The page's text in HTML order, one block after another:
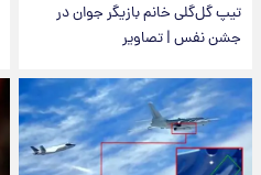
تیپ گل‌گلی خانم بازیگر جوان در
جشن نفس | تصاویر